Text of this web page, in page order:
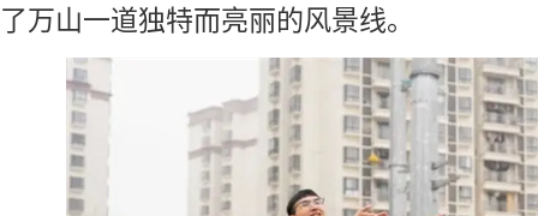
了万山一道独特而亮丽的风景线。